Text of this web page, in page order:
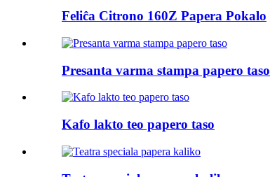
Feliĉa Citrono 160Z Papera Pokalo
Presanta varma stampa papero taso
Kafo lakto teo papero taso